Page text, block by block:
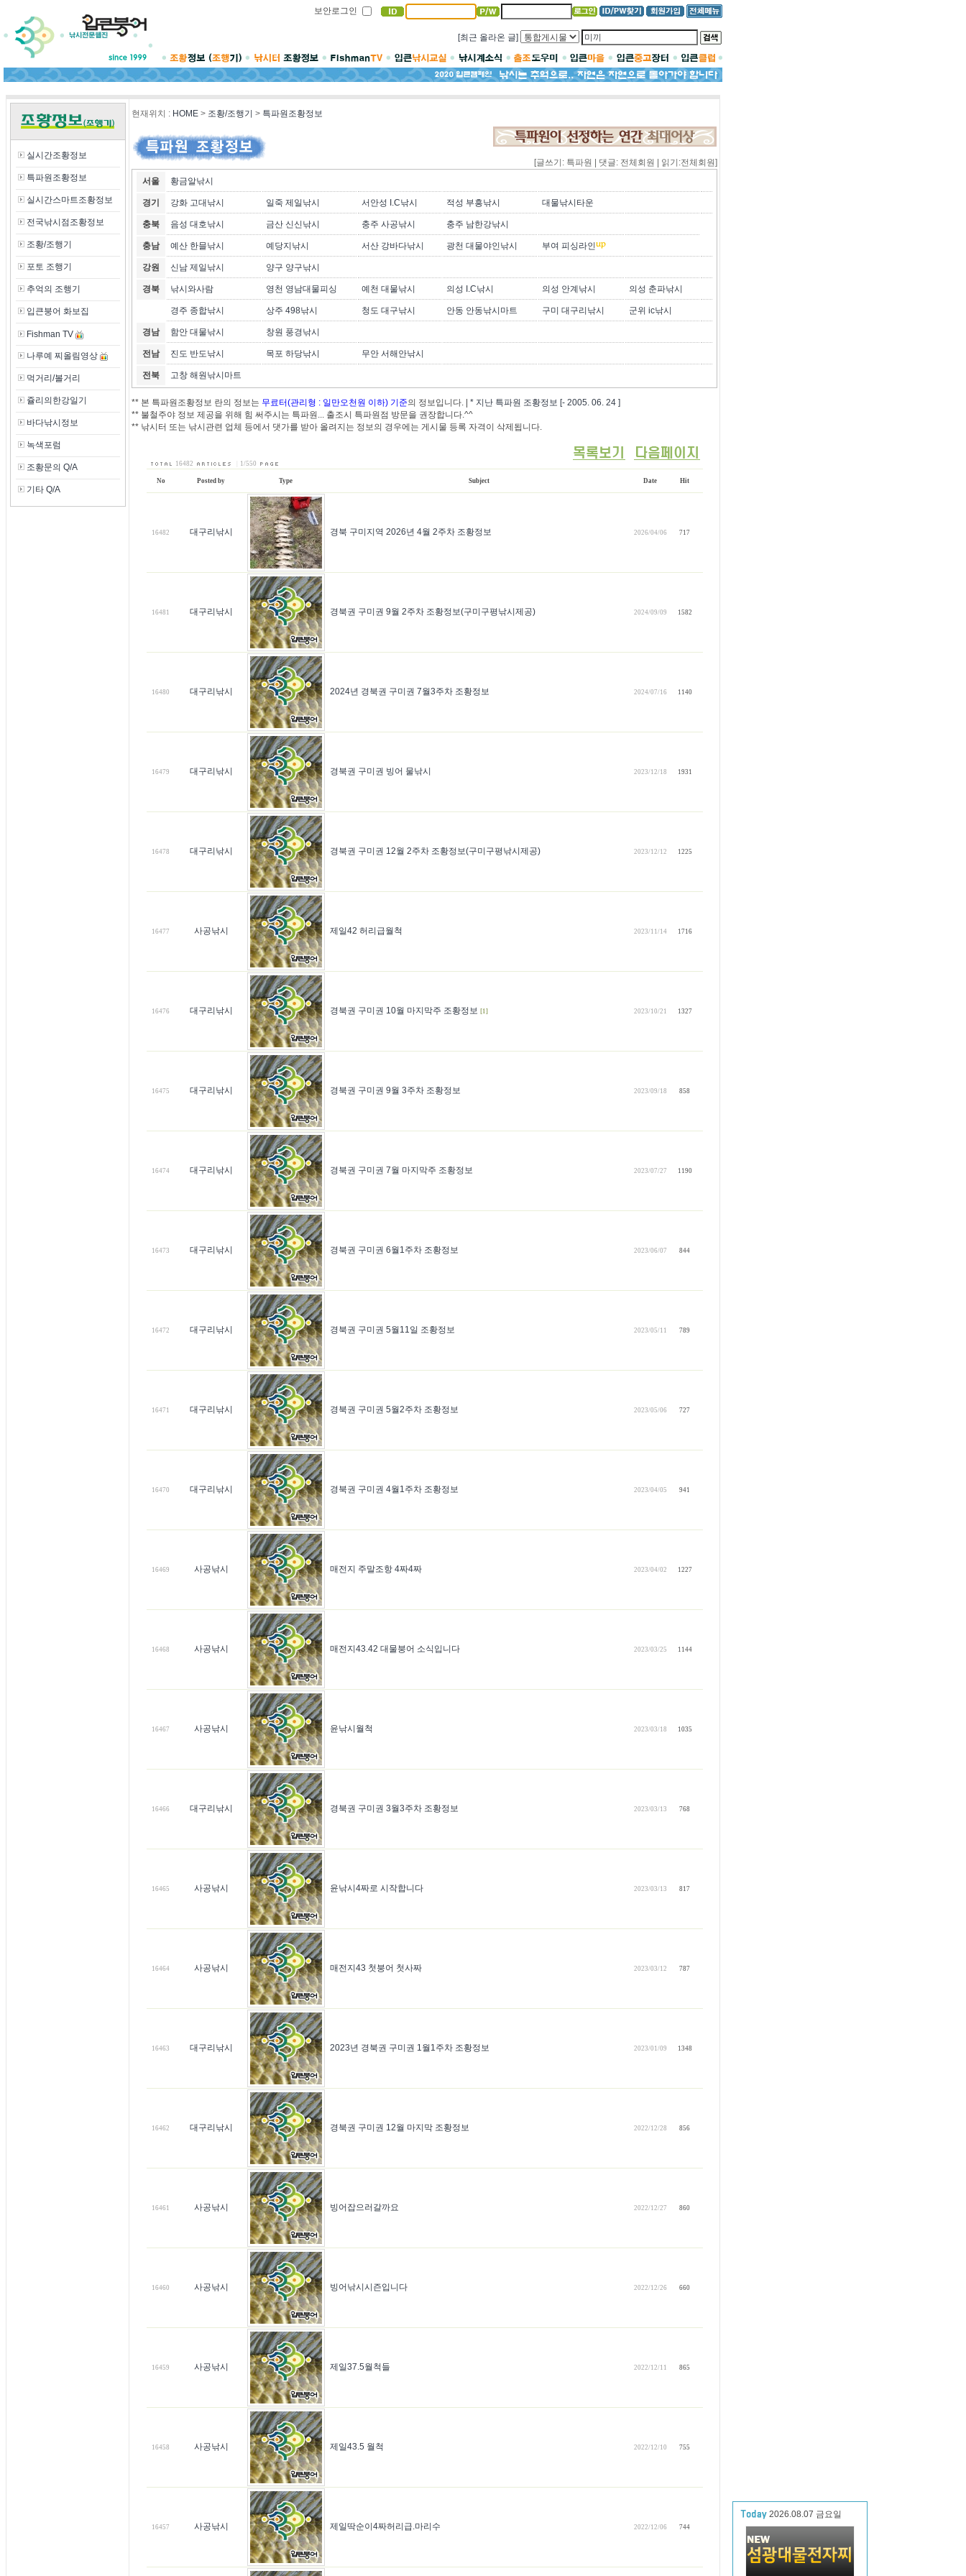
보안로그인
[최근 올라온 글]
실시간조황정보
특파원조황정보
실시간스마트조황정보
전국낚시점조황정보
조황/조행기
포토 조행기
추억의 조행기
입큰붕어 화보집
Fishman TV
나루예 찌올림영상
먹거리/볼거리
쥴리의한강일기
바다낚시정보
녹색포럼
조황문의 Q/A
기타 Q/A
현재위치 : HOME > 조황/조행기 > 특파원조황정보
[글쓰기: 특파원 | 댓글: 전체회원 | 읽기:전체회원]
서울
황금알낚시
경기 강화 고대낚시 일죽 제일낚시 서안성 I.C낚시 적성 부흥낚시 대물낚시타운
충북 음성 대호낚시 금산 신신낚시 충주 사공낚시 충주 남한강낚시
충남 예산 한믈낚시 예당지낚시 서산 강바다낚시 광천 대물야인낚시 부여 피싱라인
강원 신남 제일낚시 양구 양구낚시
경북 낚시와사람 영천 영남대물피싱 예천 대물낚시 의성 I.C낚시 의성 안계낚시 의성 춘파낚시
경주 종합낚시 상주 498낚시 청도 대구낚시 안동 안동낚시마트 구미 대구리낚시 군위 ic낚시
경남 함안 대물낚시 창원 풍경낚시
전남 진도 반도낚시 목포 하당낚시 무안 서해안낚시
전북 고창 해원낚시마트
** 본 특파원조황정보 란의 정보는 무료터(관리형 : 일만오천원 이하) 기준의 정보입니다. | * 지난 특파원 조황정보 [- 2005. 06. 24 ]
** 불철주야 정보 제공을 위해 힘 써주시는 특파원... 출조시 특파원점 방문을 권장합니다.^^
** 낚시터 또는 낚시관련 업체 등에서 댓가를 받아 올려지는 정보의 경우에는 게시물 등록 자격이 삭제됩니다.
16482 1/550
No Posted by Type Subject Date Hit
16482 대구리낚시 경북 구미지역 2026년 4월 2주차 조황정보 2026/04/06 717
16481 대구리낚시 경북권 구미권 9월 2주차 조황정보(구미구평낚시제공) 2024/09/09 1582
16480 대구리낚시 2024년 경북권 구미권 7월3주차 조황정보 2024/07/16 1140
16479 대구리낚시 경북권 구미권 빙어 물낚시 2023/12/18 1931
16478 대구리낚시 경북권 구미권 12월 2주차 조황정보(구미구평낚시제공) 2023/12/12 1225
16477 사공낚시 제일42 허리급월척 2023/11/14 1716
16476 대구리낚시 경북권 구미권 10월 마지막주 조황정보 [1] 2023/10/21 1327
16475 대구리낚시 경북권 구미권 9월 3주차 조황정보 2023/09/18 858
16474 대구리낚시 경북권 구미권 7월 마지막주 조황정보 2023/07/27 1190
16473 대구리낚시 경북권 구미권 6월1주차 조황정보 2023/06/07 844
16472 대구리낚시 경북권 구미권 5월11일 조황정보 2023/05/11 789
16471 대구리낚시 경북권 구미권 5월2주차 조황정보 2023/05/06 727
16470 대구리낚시 경북권 구미권 4월1주차 조황정보 2023/04/05 941
16469 사공낚시 매전지 주말조항 4짜4짜 2023/04/02 1227
16468 사공낚시 매전지43.42 대물붕어 소식입니다 2023/03/25 1144
16467 사공낚시 윤낚시월척 2023/03/18 1035
16466 대구리낚시 경북권 구미권 3월3주차 조황정보 2023/03/13 768
16465 사공낚시 윤낚시4짜로 시작합니다 2023/03/13 817
16464 사공낚시 매전지43 첫붕어 첫사짜 2023/03/12 787
16463 대구리낚시 2023년 경북권 구미권 1월1주차 조황정보 2023/01/09 1348
16462 대구리낚시 경북권 구미권 12월 마지막 조황정보 2022/12/28 856
16461 사공낚시 빙어잡으러갈까요 2022/12/27 860
16460 사공낚시 빙어낚시시즌입니다 2022/12/26 660
16459 사공낚시 제일37.5월척들 2022/12/11 865
16458 사공낚시 제일43.5 월척 2022/12/10 755
16457 사공낚시 제일딱순이4짜허리급.마리수 2022/12/06 744
2026.08.07 금요일